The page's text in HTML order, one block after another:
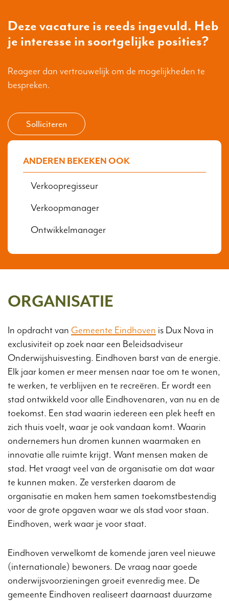
Deze vacature is reeds ingevuld. Heb
je interesse in soortgelijke posities?
Reageer dan vertrouwelijk om de mogelijkheden te
bespreken.
Solliciteren
ANDEREN BEKEKEN OOK
Verkoopregisseur
Verkoopmanager
Ontwikkelmanager
ORGANISATIE
In opdracht van Gemeente Eindhoven is Dux Nova in
exclusiviteit op zoek naar een Beleidsadviseur
Onderwijshuisvesting. Eindhoven barst van de energie.
Elk jaar komen er meer mensen naar toe om te wonen,
te werken, te verblijven en te recreëren. Er wordt een
stad ontwikkeld voor alle Eindhovenaren, van nu en de
toekomst. Een stad waarin iedereen een plek heeft en
zich thuis voelt, waar je ook vandaan komt. Waarin
ondernemers hun dromen kunnen waarmaken en
innovatie alle ruimte krijgt. Want mensen maken de
stad. Het vraagt veel van de organisatie om dat waar
te kunnen maken. Ze versterken daarom de
organisatie en maken hem samen toekomstbestendig
voor de grote opgaven waar we als stad voor staan.
Eindhoven, werk waar je voor staat.
Eindhoven verwelkomt de komende jaren veel nieuwe
(internationale) bewoners. De vraag naar goede
onderwijsvoorzieningen groeit evenredig mee. De
gemeente Eindhoven realiseert daarnaast duurzame